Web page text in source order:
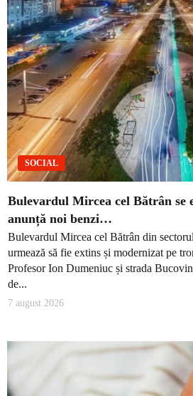
SOCIAL
Bulevardul Mircea cel Bătrân se
anunță noi benzi…
Bulevardul Mircea cel Bătrân din
urmează să fie extins și modernizat pe
Profesor Ion Dumeniuc și strada
de...
7 august 2026